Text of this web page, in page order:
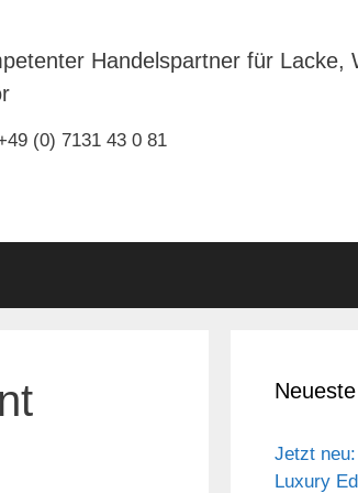
Handelspartner für Lacke,
(0) 7131 43 0 81
Jetzt neu:
Luxury